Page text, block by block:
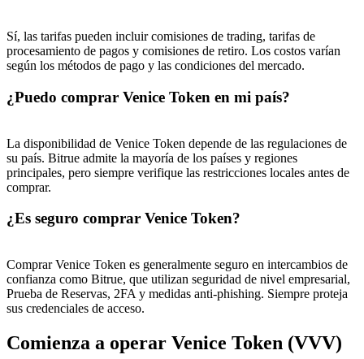
Sí, las tarifas pueden incluir comisiones de trading, tarifas de
procesamiento de pagos y comisiones de retiro. Los costos varían
según los métodos de pago y las condiciones del mercado.
¿Puedo comprar Venice Token en mi país?
La disponibilidad de Venice Token depende de las regulaciones de
su país. Bitrue admite la mayoría de los países y regiones
principales, pero siempre verifique las restricciones locales antes de
comprar.
¿Es seguro comprar Venice Token?
Comprar Venice Token es generalmente seguro en intercambios de
confianza como Bitrue, que utilizan seguridad de nivel empresarial,
Prueba de Reservas, 2FA y medidas anti-phishing. Siempre proteja
sus credenciales de acceso.
Comienza a operar Venice Token (VVV)